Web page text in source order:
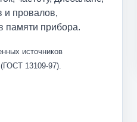
и провалов,
памяти прибора.
источников
13109-97).